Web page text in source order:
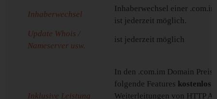
Inhaberwechsel
Inhaberwechsel einer
ist jederzeit möglich.
Update Whois /
Nameserver usw.
ist jederzeit möglich
Inklusive Leistung
In den .com.im Domain
folgende Features kostenlos
Weiterleitungen von HTTP